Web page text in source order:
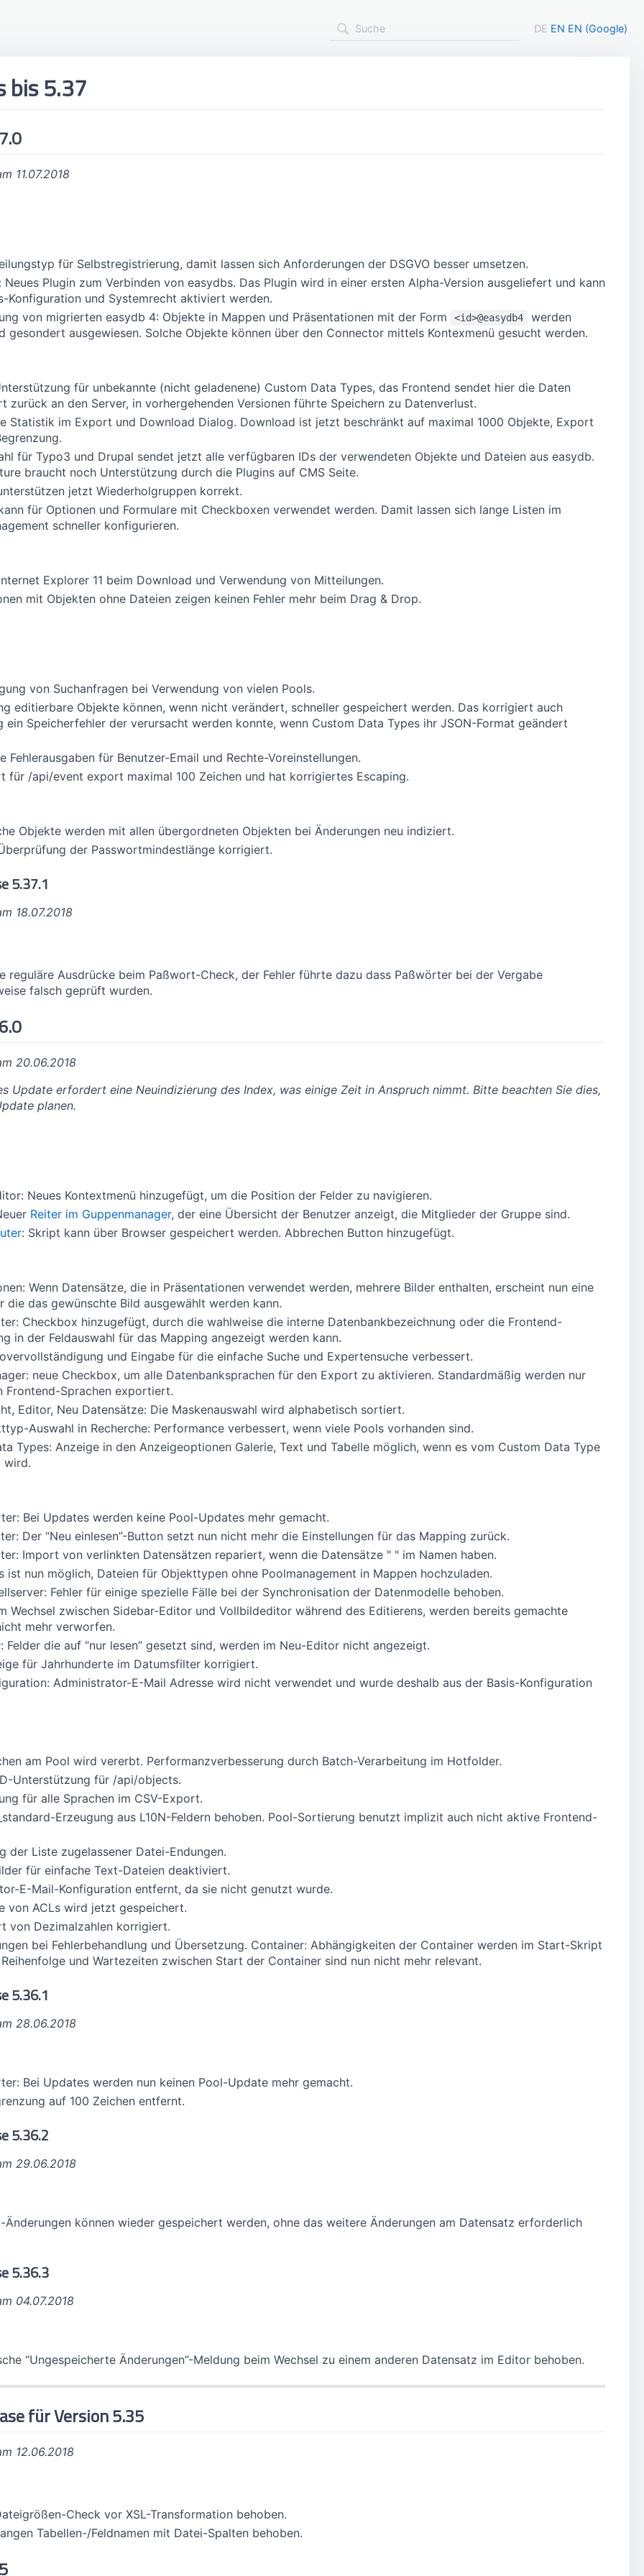
DE EN EN (Google)
bis 5.37
11.07.2018
für Selbstregistrierung, damit lassen sich Anforderungen der DSGVO besser umsetzen.
Neues Plugin zum Verbinden von easydbs. Das Plugin wird in einer ersten Alpha-Version ausgeliefert und kann
Konfiguration und Systemrecht aktiviert werden.
von migrierten easydb 4: Objekte in Mappen und Präsentationen mit der Form
<id>@easydb4
werden
gesondert ausgewiesen. Solche Objekte können über den Connector mittels Kontexmenü gesucht werden.
für unbekannte (nicht geladenene) Custom Data Types, das Frontend sendet hier die Daten
zurück an den Server, in vorhergehenden Versionen führte Speichern zu Datenverlust.
Statistik im Export und Download Dialog. Download ist jetzt beschränkt auf maximal 1000 Objekte, Export
für Typo3 und Drupal sendet jetzt alle verfügbaren IDs der verwendeten Objekte und Dateien aus easydb.
braucht noch Unterstützung durch die Plugins auf CMS Seite.
jetzt Wiederholgruppen korrekt.
für Optionen und Formulare mit Checkboxen verwendet werden. Damit lassen sich lange Listen im
schneller konfigurieren.
Explorer 11 beim Download und Verwendung von Mitteilungen.
mit Objekten ohne Dateien zeigen keinen Fehler mehr beim Drag & Drop.
von Suchanfragen bei Verwendung von vielen Pools.
editierbare Objekte können, wenn nicht verändert, schneller gespeichert werden. Das korrigiert auch
ein Speicherfehler der verursacht werden konnte, wenn Custom Data Types ihr JSON-Format geändert
Fehlerausgaben für Benutzer-Email und Rechte-Voreinstellungen.
für /api/event export maximal 100 Zeichen und hat korrigiertes Escaping.
Objekte werden mit allen übergordneten Objekten bei Änderungen neu indiziert.
der Passwortmindestlänge korrigiert.
5.37.1
18.07.2018
reguläre Ausdrücke beim Paßwort-Check, der Fehler führte dazu dass Paßwörter bei der Vergabe
falsch geprüft wurden.
20.06.2018
Update erfordert eine Neuindizierung des Index, was einige Zeit in Anspruch nimmt. Bitte beachten Sie dies,
planen.
Neues Kontextmenü hinzugefügt, um die Position der Felder zu navigieren.
Reiter im Guppenmanager, der eine Übersicht der Benutzer anzeigt, die Mitglieder der Gruppe sind.
: Skript kann über Browser gespeichert werden. Abbrechen Button hinzugefügt.
Wenn Datensätze, die in Präsentationen verwendet werden, mehrere Bilder enthalten, erscheint nun eine
die das gewünschte Bild ausgewählt werden kann.
Checkbox hinzugefügt, durch die wahlweise die interne Datenbankbezeichnung oder die Frontend-
in der Feldauswahl für das Mapping angezeigt werden kann.
und Eingabe für die einfache Suche und Expertensuche verbessert.
neue Checkbox, um alle Datenbanksprachen für den Export zu aktivieren. Standardmäßig werden nur
Frontend-Sprachen exportiert.
Editor, Neu Datensätze: Die Maskenauswahl wird alphabetisch sortiert.
Auswahl in Recherche: Performance verbessert, wenn viele Pools vorhanden sind.
Types: Anzeige in den Anzeigeoptionen Galerie, Text und Tabelle möglich, wenn es vom Custom Data Type
wird.
Bei Updates werden keine Pool-Updates mehr gemacht.
Der “Neu einlesen”-Button setzt nun nicht mehr die Einstellungen für das Mapping zurück.
Import von verlinkten Datensätzen repariert, wenn die Datensätze " " im Namen haben.
ist nun möglich, Dateien für Objekttypen ohne Poolmanagement in Mappen hochzuladen.
Fehler für einige spezielle Fälle bei der Synchronisation der Datenmodelle behoben.
Wechsel zwischen Sidebar-Editor und Vollbildeditor während des Editierens, werden bereits gemachte
mehr verworfen.
Felder die auf “nur lesen” gesetzt sind, werden im Neu-Editor nicht angezeigt.
für Jahrhunderte im Datumsfilter korrigiert.
Administrator-E-Mail Adresse wird nicht verwendet und wurde deshalb aus der Basis-Konfiguration
am Pool wird vererbt. Performanzverbesserung durch Batch-Verarbeitung im Hotfolder.
Unterstützung für /api/objects.
für alle Sprachen im CSV-Export.
Erzeugung aus L10N-Feldern behoben. Pool-Sortierung benutzt implizit auch nicht aktive Frontend-
der Liste zugelassener Datei-Endungen.
für einfache Text-Dateien deaktiviert.
E-Mail-Konfiguration entfernt, da sie nicht genutzt wurde.
von ACLs wird jetzt gespeichert.
von Dezimalzahlen korrigiert.
bei Fehlerbehandlung und Übersetzung. Container: Abhängigkeiten der Container werden im Start-Skript
und Wartezeiten zwischen Start der Container sind nun nicht mehr relevant.
5.36.1
28.06.2018
Bei Updates werden nun keinen Pool-Update mehr gemacht.
auf 100 Zeichen entfernt.
5.36.2
29.06.2018
Änderungen können wieder gespeichert werden, ohne das weitere Änderungen am Datensatz erforderlich
5.36.3
04.07.2018
“Ungespeicherte Änderungen”-Meldung beim Wechsel zu einem anderen Datensatz im Editor behoben.
für Version 5.35
12.06.2018
Check vor XSL-Transformation behoben.
Tabellen-/Feldnamen mit Datei-Spalten behoben.